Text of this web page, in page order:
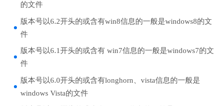
的文件
版本号以6.2开头的或含有win8信息的一般是windows8的文
件
版本号以6.1开头的或含有 win7信息的一般是windows7的文
件
版本号以6.0开头的或含有longhorn、vista信息的一般是
windows Vista的文件